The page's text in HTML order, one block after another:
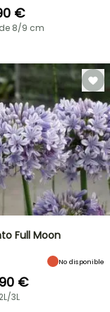
€
8/9 cm
Full Moon
No disponible
€
3L